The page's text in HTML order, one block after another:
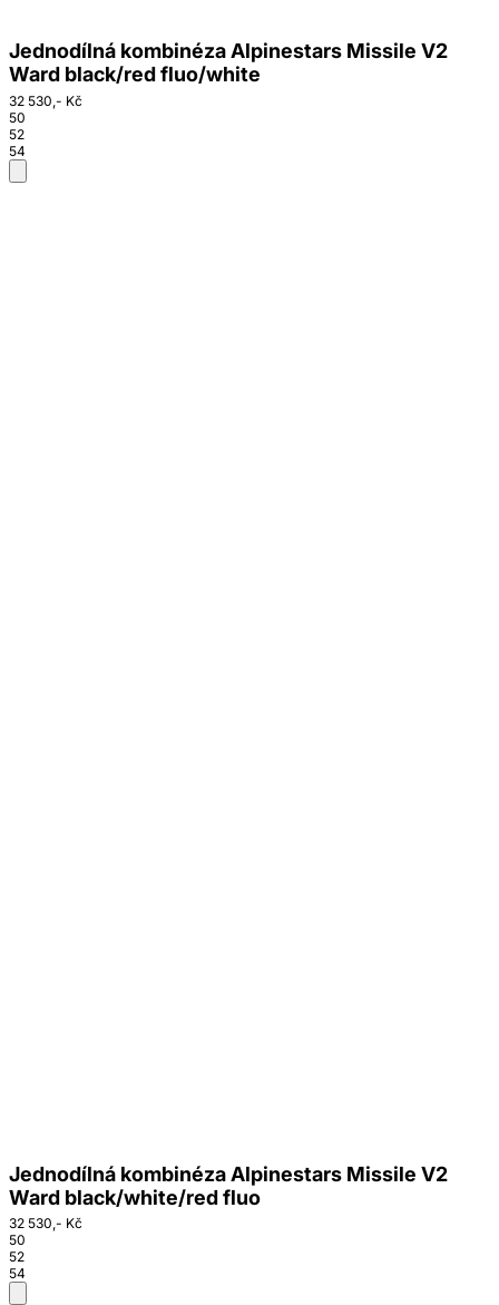
Jednodílná kombinéza Alpinestars Missile V2
Ward black/red fluo/white
32 530,- Kč
50
52
54
Jednodílná kombinéza Alpinestars Missile V2
Ward black/white/red fluo
32 530,- Kč
50
52
54